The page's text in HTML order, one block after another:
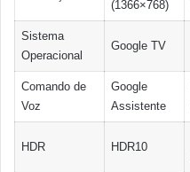
(1366×768)
Sistema
Operacional
Google TV
Comando de
Voz
Google
Assistente
HDR HDR10